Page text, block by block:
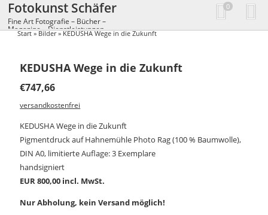
Fotokunst Schäfer
Fine Art Fotografie – Bücher –
Magazine – Dienstleistungen
0
Start»Bilder» KEDUSHA Wege in die Zukunft
KEDUSHA Wege in die Zukunft
€747,66
versandkostenfrei
KEDUSHA Wege in die Zukunft
Pigmentdruck auf Hahnemühle Photo Rag (100 % Baumwolle),
DIN A0, limitierte Auflage: 3 Exemplare
handsigniert
EUR 800,00 incl. MwSt.
Nur Abholung, kein Versand möglich!